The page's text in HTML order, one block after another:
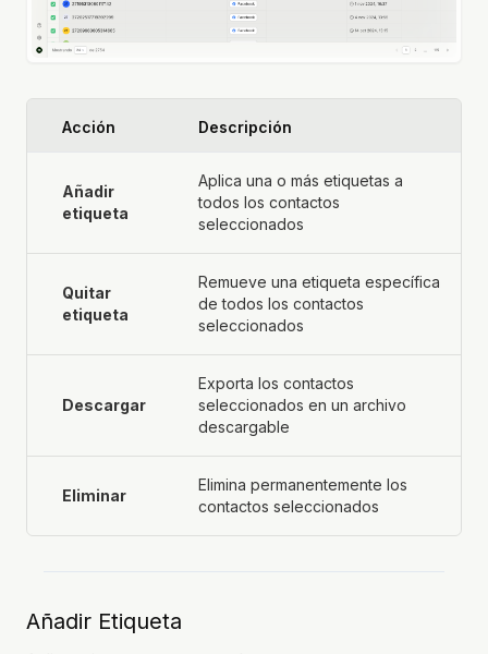
Acción Descripción
Añadir
etiqueta
Aplica una o más etiquetas a
todos los contactos
seleccionados
Quitar
etiqueta
Remueve una etiqueta específica
de todos los contactos
seleccionados
Descargar
Exporta los contactos
seleccionados en un archivo
descargable
Eliminar
Elimina permanentemente los
contactos seleccionados
Añadir Etiqueta